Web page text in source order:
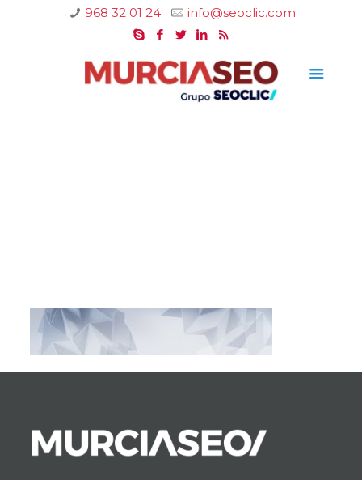
968 32 01 24 info@seoclic.com